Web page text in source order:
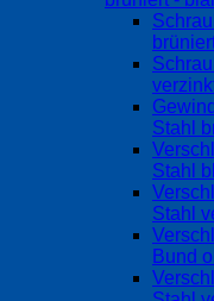
Stahl
Stahl
Stahl
Bund